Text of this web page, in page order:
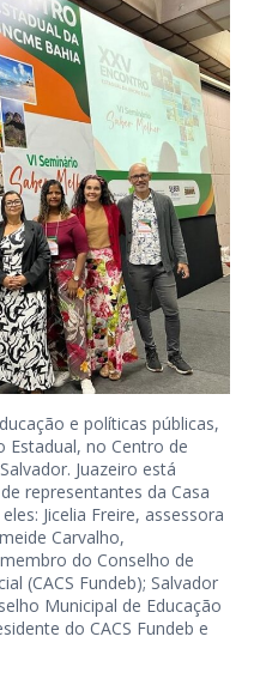
e políticas públicas,
Estadual, no Centro de
Juazeiro está
representantes da Casa
Jicelia Freire, assessora
Carvalho,
do Conselho de
(CACS Fundeb); Salvador
Municipal de Educação
do CACS Fundeb e